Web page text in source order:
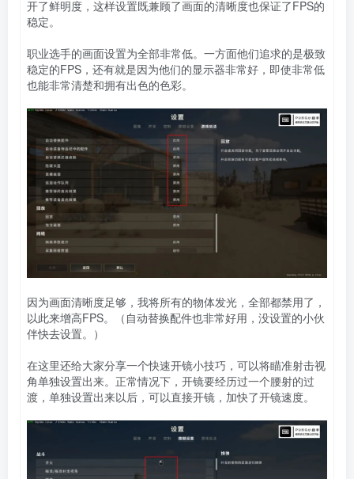
开了鲜明度，这样设置既兼顾了画面的清晰度也保证了FPS的
稳定。
职业选手的画面设置为全部非常低。一方面他们追求的是极致
稳定的FPS，还有就是因为他们的显示器非常好，即使非常低
也能非常清楚和拥有出色的色彩。
因为画面清晰度足够，我将所有的物体发光，全部都禁用了，
以此来增高FPS。（自动替换配件也非常好用，没设置的小伙
伴快去设置。）
在这里还给大家分享一个快速开镜小技巧，可以将瞄准射击视
角单独设置出来。正常情况下，开镜要经历过一个腰射的过
渡，单独设置出来以后，可以直接开镜，加快了开镜速度。